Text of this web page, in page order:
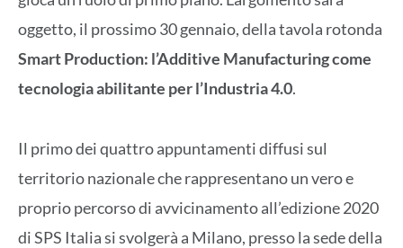
oggetto, il prossimo 30 gennaio, della tavola rotonda
Smart Production: l’Additive Manufacturing come
tecnologia abilitante per l’Industria 4.0.
Il primo dei quattro appuntamenti diffusi sul
territorio nazionale che rappresentano un vero e
proprio percorso di avvicinamento all’edizione 2020
di SPS Italia si svolgerà a Milano, presso la sede della